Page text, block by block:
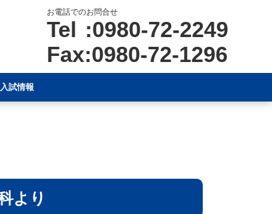
お電話でのお問合せ
Tel :0980-72-2249
Fax:0980-72-1296
入試情報
より